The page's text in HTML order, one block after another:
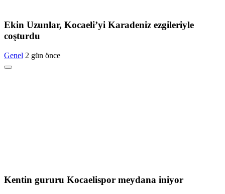
Ekin Uzunlar, Kocaeli’yi Karadeniz ezgileriyle
coşturdu
Genel 2 gün önce
Kentin gururu Kocaelispor meydana iniyor